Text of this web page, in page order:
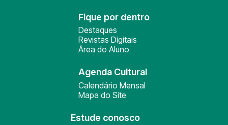
Fique por dentro
Destaques
Revistas Digitais
Área do Aluno
Agenda Cultural
Calendário Mensal
Mapa do Site
Estude conosco